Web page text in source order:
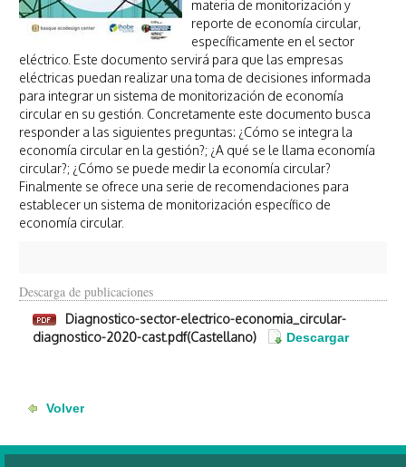
materia de monitorización y
reporte de economía circular,
específicamente en el sector
eléctrico. Este documento servirá para que las empresas
eléctricas puedan realizar una toma de decisiones informada
para integrar un sistema de monitorización de economía
circular en su gestión. Concretamente este documento busca
responder a las siguientes preguntas: ¿Cómo se integra la
economía circular en la gestión?; ¿A qué se le llama economía
circular?; ¿Cómo se puede medir la economía circular?
Finalmente se ofrece una serie de recomendaciones para
establecer un sistema de monitorización específico de
economía circular.
Descarga de publicaciones
Diagnostico-sector-electrico-economia_circular-
diagnostico-2020-cast.pdf(Castellano)